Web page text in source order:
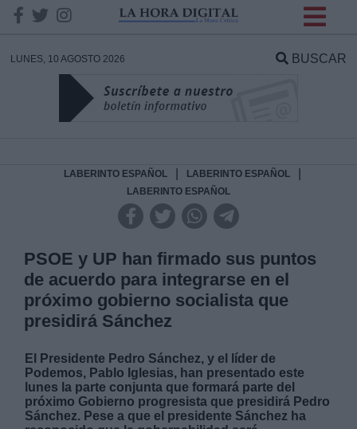
LUNES, 10 AGOSTO 2026 BUSCAR
LABERINTO ESPAÑOL LABERINTO ESPAÑOL
LABERINTO ESPAÑOL
PSOE y UP han firmado sus puntos
de acuerdo para integrarse en el
próximo gobierno socialista que
presidirá Sánchez
El Presidente Pedro Sánchez, y el líder de
Podemos, Pablo Iglesias, han presentado este
lunes la parte conjunta que formará parte del
próximo Gobierno progresista que presidirá Pedro
Sánchez. Pese a que el presidente Sánchez ha
DATOS
Responsable:
Destinatarios: